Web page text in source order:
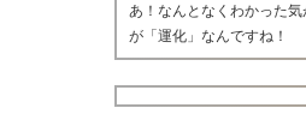
あ！なんとなくわかった
が「運化」なんですね！